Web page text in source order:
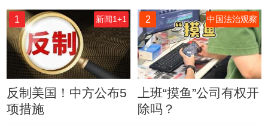
1 新闻1+1
反制美国！中方公布5
项措施
2 中国法治观察
上班“摸鱼”公司有权开
除吗？